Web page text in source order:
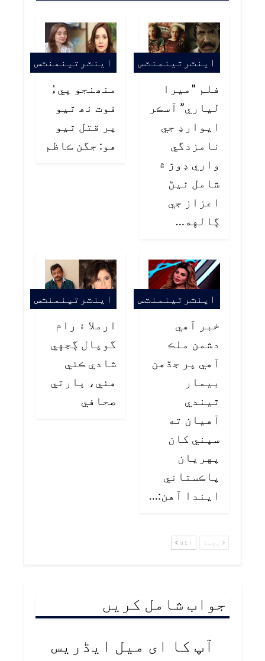
اينٽرتينمنٽس
فلم "ميرا
لياري” آسڪر
ايوارڊ جي
نامزدگي
واري ڊوڙ ۾
شامل ٿيڻ
اعزاز جي
ڳالهه…
اينٽرتينمنٽس
منھنجو پيءُ
فوت نھ ٿيو
پر قتل ٿيو
هو: جگن ڪاظم
اينٽرتينمنٽس
خبر آهي
دشمن ملڪ
آهي پر جڏهن
بيمار
ٿيندي
آهيان ته
سڀني کان
پهريان
پاڪستاني
ايندا آهن:…
اينٽرتينمنٽس
ارملا ۽ رام
گوپال ڳجهي
شادي ڪئي
هئي، ڀارتي
صحافي
پچھلا اگلا
جواب شامل کریں
آپ کا ای میل ایڈریس